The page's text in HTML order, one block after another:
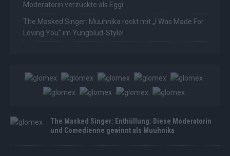
Moderatorin verzückte als Eggi
The Masked Singer: Muuhnika rockt mit „I Was Made For
Loving You“ im Yungblud-Style!
The Masked Singer: Enthüllung: Diese Moderatorin
und Comedienne gewinnt als Muuhnika